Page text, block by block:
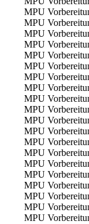
MPU
MPU
MPU
MPU
MPU
MPU
MPU
MPU
MPU
MPU
MPU
MPU
MPU
MPU
MPU
MPU
MPU
MPU
MPU
MPU